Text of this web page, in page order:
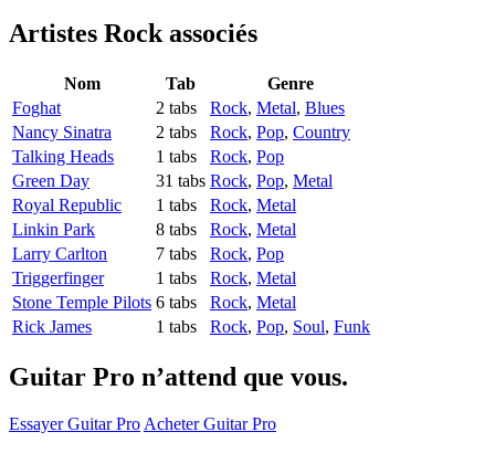
Artistes Rockassociés
Nom Tab
Genre
Foghat
2 tabs Rock, Metal, Blues
Nancy Sinatra
2 tabs Rock, Pop, Country
Talking Heads
1 tabs Rock, Pop
Green Day
31 tabs Rock, Pop, Metal
Royal Republic
1 tabs Rock, Metal
Linkin Park
8 tabs Rock, Metal
Larry Carlton
7 tabs Rock, Pop
Triggerfinger
1 tabs Rock, Metal
Stone Temple Pilots 6 tabs Rock, Metal
Rick James
1 tabs Rock, Pop, Soul, Funk
Guitar Pro n’attend que vous.
Essayer Guitar Pro Acheter Guitar Pro